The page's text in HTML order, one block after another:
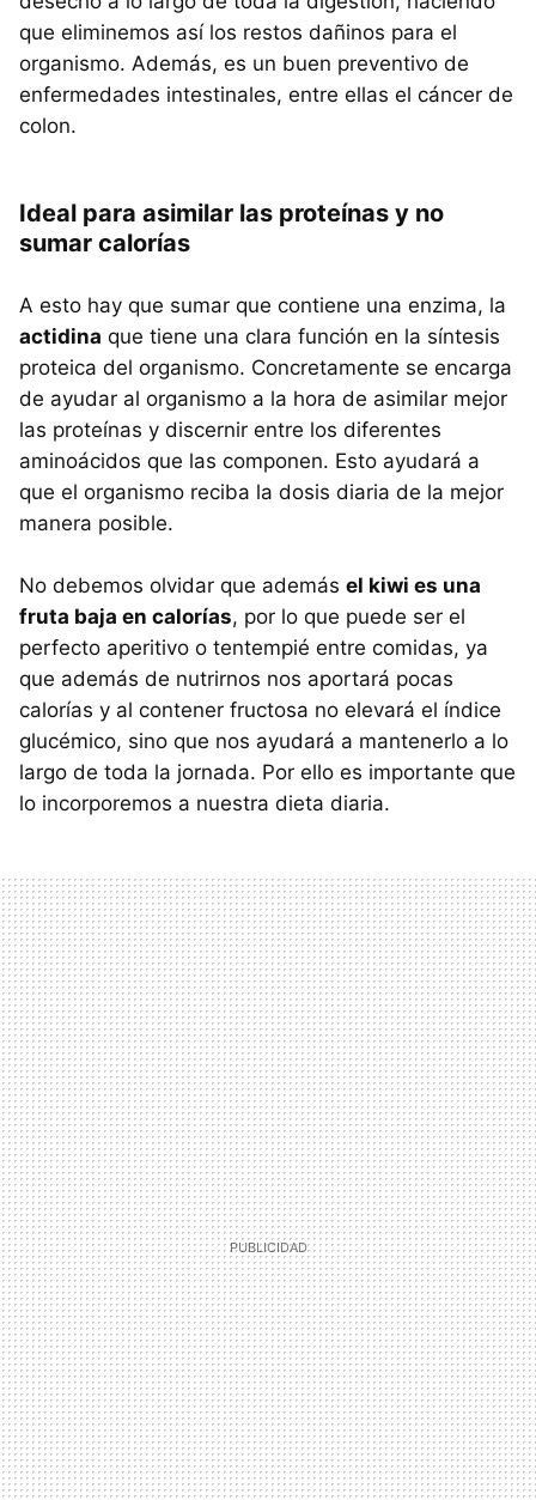
que eliminemos así los restos dañinos para el
organismo. Además, es un buen preventivo de
enfermedades intestinales, entre ellas el cáncer de
colon.
Ideal para asimilar las proteínas y no
sumar calorías
A esto hay que sumar que contiene una enzima, la
actidina que tiene una clara función en la síntesis
proteica del organismo. Concretamente se encarga
de ayudar al organismo a la hora de asimilar mejor
las proteínas y discernir entre los diferentes
aminoácidos que las componen. Esto ayudará a
que el organismo reciba la dosis diaria de la mejor
manera posible.
No debemos olvidar que además el kiwi es una
fruta baja en calorías, por lo que puede ser el
perfecto aperitivo o tentempié entre comidas, ya
que además de nutrirnos nos aportará pocas
calorías y al contener fructosa no elevará el índice
glucémico, sino que nos ayudará a mantenerlo a lo
largo de toda la jornada. Por ello es importante que
lo incorporemos a nuestra dieta diaria.